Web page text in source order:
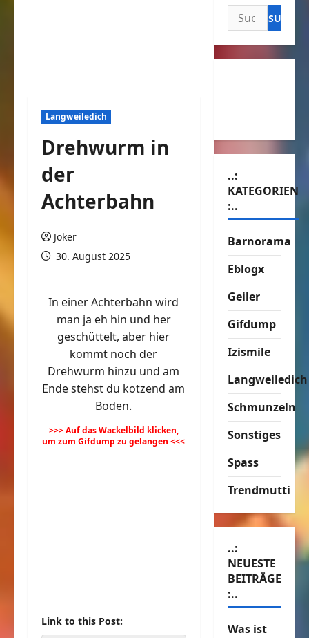
Langweiledich
Drehwurm in
der
Achterbahn
Joker
30. August 2025
In einer Achterbahn wird
man ja eh hin und her
geschüttelt, aber hier
kommt noch der
Drehwurm hinzu und am
Ende stehst du kotzend am
Boden.
>>> Auf das Wackelbild klicken,
um zum Gifdump zu gelangen <<<
Link to this Post:
Suchen
nach:
..:
KATEGORIEN
:..
Barnorama
Eblogx
Geiler
Gifdump
Izismile
Langweiledich
Schmunzeln
Sonstiges
Spass
Trendmutti
..:
NEUESTE
BEITRÄGE
:..
Was ist